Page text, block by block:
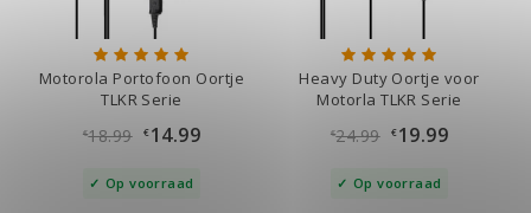
Motorola Portofoon Oortje
TLKR Serie
€18.99 €14.99
Op voorraad
Heavy Duty Oortje voor
Motorla TLKR Serie
€24.99 €19.99
Op voorraad